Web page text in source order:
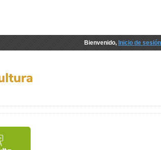
Bienvenido,Inicio de sesión